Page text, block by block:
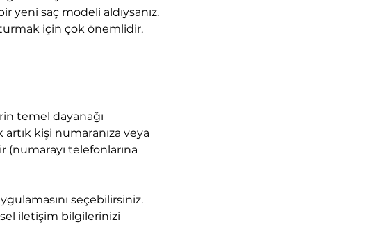
yeni saç modeli aldıysanız.
için çok önemlidir.
temel dayanağı
kişi numaranıza veya
telefonlarına
seçebilirsiniz.
iletişim bilgilerinizi